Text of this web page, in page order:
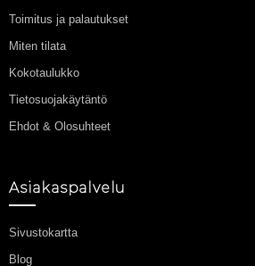
Toimitus ja palautukset
Miten tilata
Kokotaulukko
Tietosuojakäytäntö
Ehdot & Olosuhteet
Asiakaspalvelu
Sivustokartta
Blog